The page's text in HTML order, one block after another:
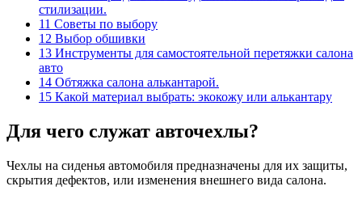
стилизации.
11 Советы по выбору
12 Выбор обшивки
13 Инструменты для самостоятельной перетяжки салона
авто
14 Обтяжка салона алькантарой.
15 Какой материал выбрать: экокожу или алькантару
Для чего служат авточехлы?
Чехлы на сиденья автомобиля предназначены для их защиты,
скрытия дефектов, или изменения внешнего вида салона.